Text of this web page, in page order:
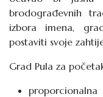
brodograđevnih
izbora imena,
postaviti svoje
Grad Pula za